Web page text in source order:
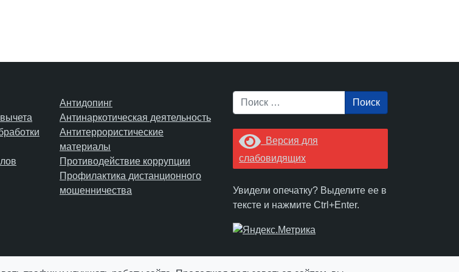
Антидопинг
Антинаркотическая деятельность
Антитеррористические
материалы
Противодействие коррупции
Профилактика дистанционного
мошенничества
Поиск
Версия для
слабовидящих
Увидели опечатку? Выделите ее в
тексте и нажмите Ctrl+Enter.